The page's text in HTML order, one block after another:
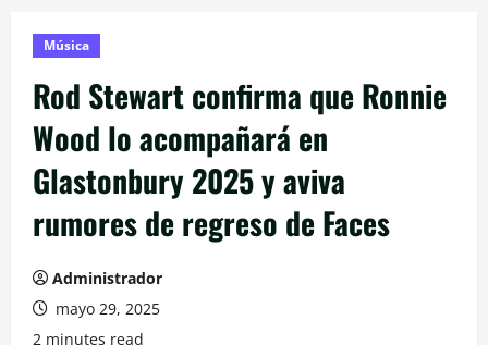
Música
Rod Stewart confirma que Ronnie
Wood lo acompañará en
Glastonbury 2025 y aviva
rumores de regreso de Faces
Administrador
mayo 29, 2025
2 minutes read